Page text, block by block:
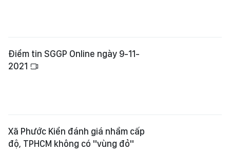
Điểm tin SGGP Online ngày 9-11-
2021
Xã Phước Kiển đánh giá nhầm cấp
độ, TPHCM không có "vùng đỏ"